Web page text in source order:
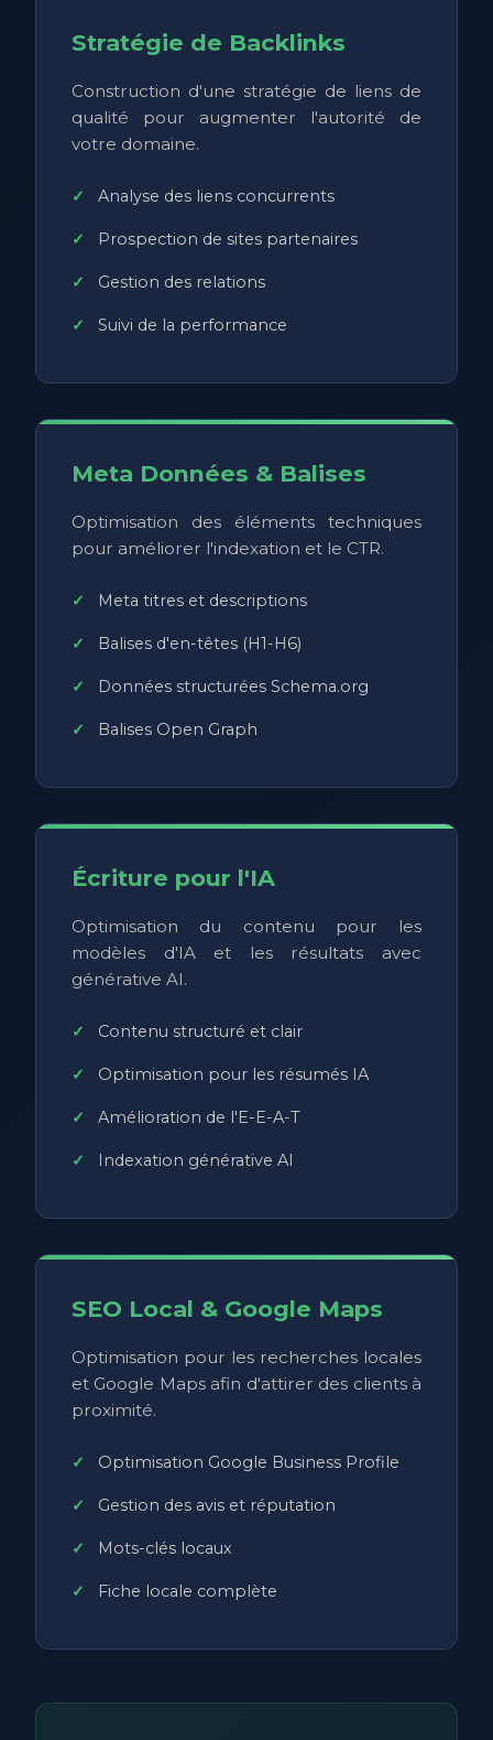
Stratégie de Backlinks
Construction d'une stratégie de liens de
qualité pour augmenter l'autorité de
votre domaine.
Analyse des liens concurrents
Prospection de sites partenaires
Gestion des relations
Suivi de la performance
Meta Données & Balises
Optimisation des éléments techniques
pour améliorer l'indexation et le CTR.
Meta titres et descriptions
Balises d'en-têtes (H1-H6)
Données structurées Schema.org
Balises Open Graph
Écriture pour l'IA
Optimisation du contenu pour les
modèles d'IA et les résultats avec
générative AI.
Contenu structuré et clair
Optimisation pour les résumés IA
Amélioration de l'E-E-A-T
Indexation générative AI
SEO Local & Google Maps
Optimisation pour les recherches locales
et Google Maps afin d'attirer des clients à
proximité.
Optimisation Google Business Profile
Gestion des avis et réputation
Mots-clés locaux
Fiche locale complète